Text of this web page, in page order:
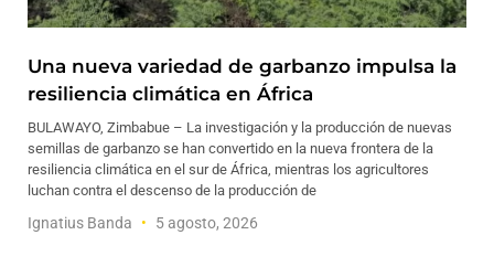
Una nueva variedad de garbanzo impulsa la
resiliencia climática en África
BULAWAYO, Zimbabue – La investigación y la producción de nuevas
semillas de garbanzo se han convertido en la nueva frontera de la
resiliencia climática en el sur de África, mientras los agricultores
luchan contra el descenso de la producción de
Ignatius Banda 5 agosto, 2026